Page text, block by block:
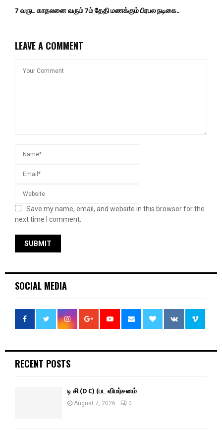
7 வருட காதலனை வரும் 7ம் தேதி மணக்கும் பிரபல நடிகை..
LEAVE A COMMENT
Save my name, email, and website in this browser for the
next time I comment.
SOCIAL MEDIA
RECENT POSTS
டி சி (D C) (பட விமர்சனம்
August 7, 2026 0